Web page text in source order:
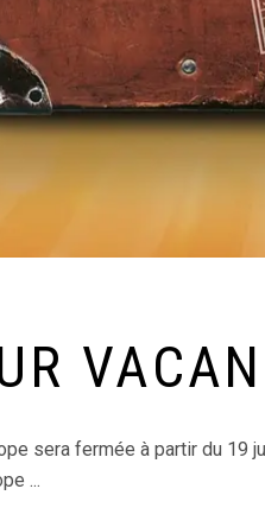
sera fermée à partir du